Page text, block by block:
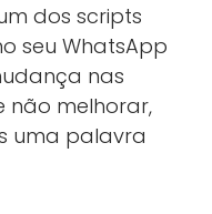
dos scripts
seu WhatsApp
nas
não melhorar,
uma palavra